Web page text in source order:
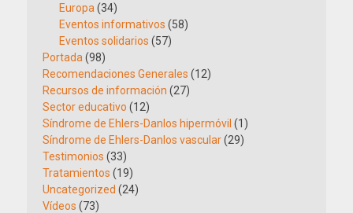
Europa (34)
Eventos informativos (58)
Eventos solidarios (57)
Portada (98)
Recomendaciones Generales (12)
Recursos de información (27)
Sector educativo (12)
Síndrome de Ehlers-Danlos hipermóvil (1)
Síndrome de Ehlers-Danlos vascular(29)
Testimonios (33)
Tratamientos (19)
Uncategorized (24)
Vídeos (73)